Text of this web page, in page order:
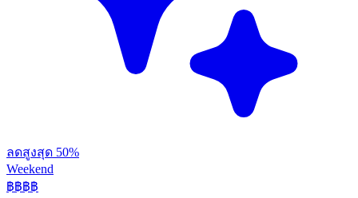
ลดสูงสุด 50%
Weekend
฿฿฿฿